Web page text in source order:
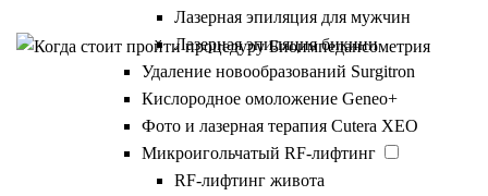
Лазерная эпиляция для мужчин
Лазерная эпиляция бикини
Удаление новообразований Surgitron
Кислородное омоложение Geneo+
Фото и лазерная терапия Cutera XEO
Микроигольчатый RF-лифтинг
RF-лифтинг живота
Когда стоит пройти